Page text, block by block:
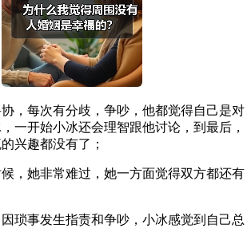
，每次有分歧，争吵，他都觉得自己是对
一开始小冰还会理智跟他讨论，到最后，
兴趣都没有了；
，她非常难过，她一方面觉得双方都还有
琐事发生指责和争吵，小冰感觉到自己总